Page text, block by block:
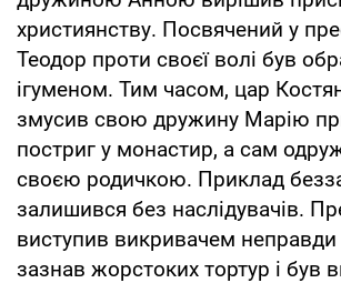
християнству. Посвячений у
Теодор проти своєї волі був
ігуменом. Тим часом, цар
змусив свою дружину Марію
постриг у монастир, а сам
своєю родичкою. Приклад
залишився без наслідувачів.
виступив викривачем
зазнав жорстоких тортур і був